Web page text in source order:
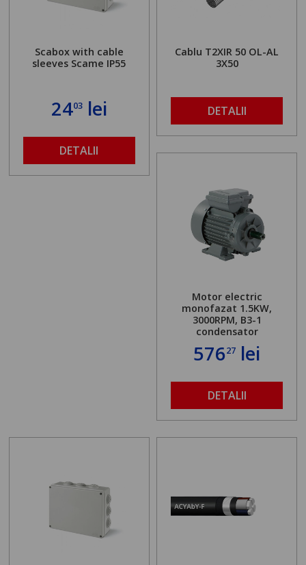
Scabox with cable
sleeves Scame IP55
2403lei
DETALII
Cablu T2XIR 50 OL-AL
3X50
DETALII
Motor electric
monofazat 1.5KW,
3000RPM, B3-1
condensator
57627 lei
DETALII